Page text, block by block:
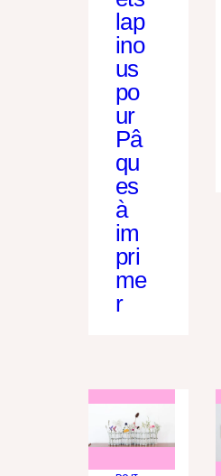
lap
ino
us
po
ur
Pâ
qu
es
à
im
pri
me
r